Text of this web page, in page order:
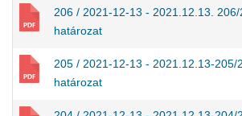
206 / 2021-12-13 - 2021.12.13. 206/
határozat
205 / 2021-12-13 - 2021.12.13-205/
határozat